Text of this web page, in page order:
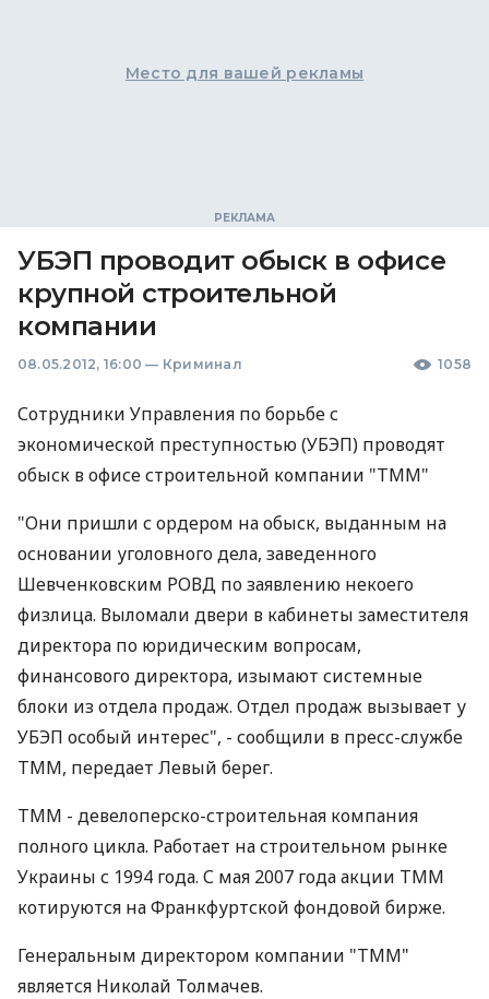
Место для вашей рекламы
УБЭП проводит обыск в офисе
крупной строительной
компании
08.05.2012, 16:00 — Криминал 1058
Сотрудники Управления по борьбе с
экономической преступностью (УБЭП) проводят
обыск в офисе строительной компании "ТММ"
"Они пришли с ордером на обыск, выданным на
основании уголовного дела, заведенного
Шевченковским РОВД по заявлению некоего
физлица. Выломали двери в кабинеты заместителя
директора по юридическим вопросам,
финансового директора, изымают системные
блоки из отдела продаж. Отдел продаж вызывает у
УБЭП особый интерес", - сообщили в пресс-службе
ТММ, передает Левый берег.
ТММ - девелоперско-строительная компания
полного цикла. Работает на строительном рынке
Украины с 1994 года. С мая 2007 года акции ТММ
котируются на Франкфуртской фондовой бирже.
Генеральным директором компании "ТММ"
является Николай Толмачев.